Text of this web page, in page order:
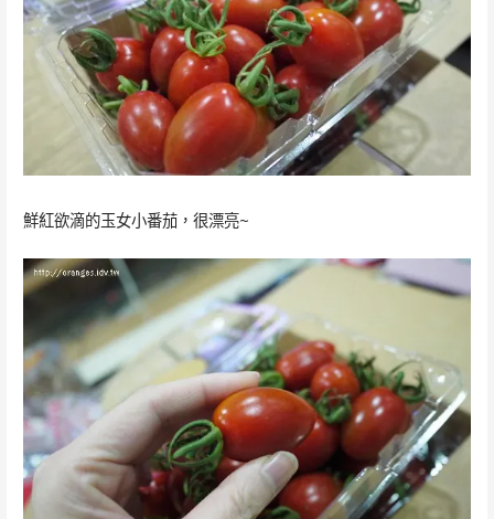
鮮紅欲滴的玉女小番茄，很漂亮~